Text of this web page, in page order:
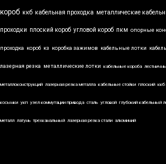
короб ккб кабельная проходка металлические
проходки плоский короб угловой короб пкм опорные
проходка короб кз коробка зажимов кабельные лотки
лазерная резка металлические лотки кабельные короба
металлоконструкций лазерная резка металла кабельные стойки плоский ккб
косынки укп узел коммутации привода сталь угловой глубокий кабельный
металл латунь трехканальный лазерная резка стали алюминий